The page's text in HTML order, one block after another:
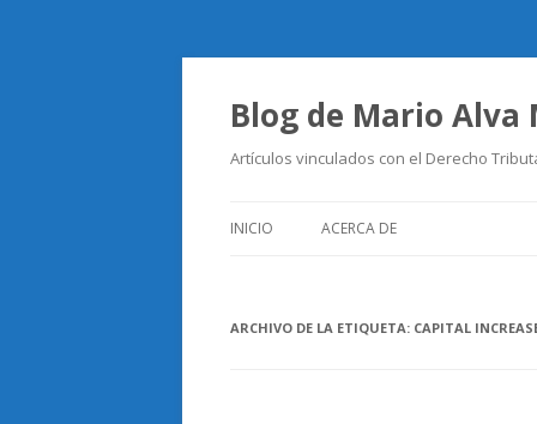
Blog de Mario Alva
Artículos vinculados con el Derecho
INICIO ACERCA DE
ARCHIVO DE LA ETIQUETA: CAPITAL